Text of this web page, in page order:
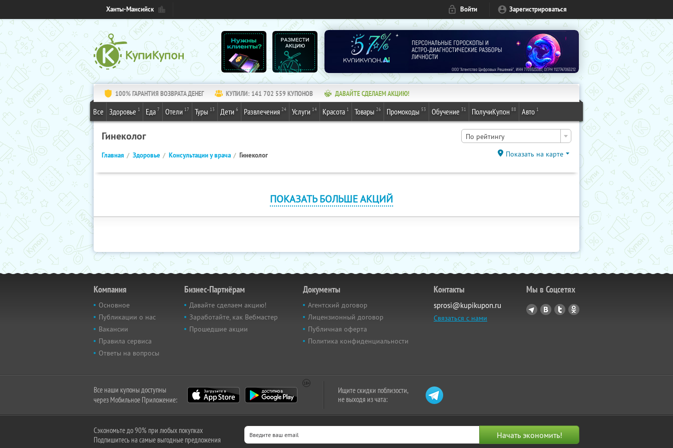
Ханты-Мансийск Войти Зарегистрироваться
100% ГАРАНТИЯ ВОЗВРАТА ДЕНЕГ КУПИЛИ: 141 702 559 КУПОНОВ ДАВАЙТЕ СДЕЛАЕМ АКЦИЮ!
Все Здоровье 1 Еда 7 Отели 17 Туры 13 Дети 6 Развлечения 24 Услуги 14 Красота 1 Товары 26 Промокоды 53 Обучение 31 ПолучиКупон 88 Авто 1
Гинеколог По рейтингу
Главная Здоровье Консультации у врача Гинеколог Показать на карте
ПОКАЗАТЬ БОЛЬШЕ АКЦИЙ
Компания
Основное
Публикации о нас
Вакансии
Правила сервиса
Ответы на вопросы
Бизнес-Партнёрам
Давайте сделаем акцию!
Заработайте, как Вебмастер
Прошедшие акции
Документы
Агентский договор
Лицензионный договор
Публичная оферта
Политика конфиденциальности
Контакты
sprosi@kupikupon.ru
Связаться с нами
Мы в Соцсетях
Все наши купоны доступны
через Мобильное Приложение:
Ищите скидки поблизости,
не выходя из чата:
Сэкономьте до 90% при любых покупках
Подпишитесь на самые выгодные предложения